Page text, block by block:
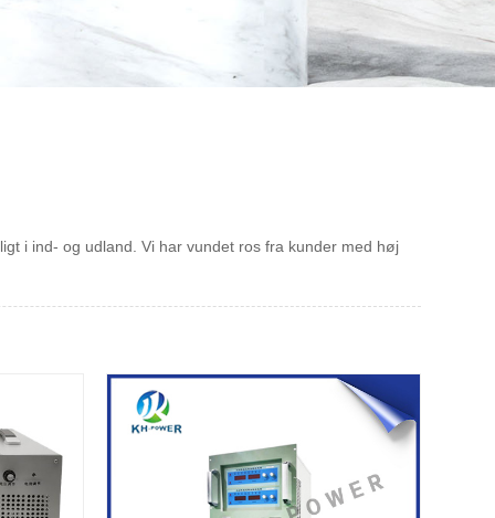
i ind- og udland. Vi har vundet ros fra kunder med høj